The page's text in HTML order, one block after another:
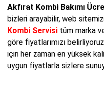
Akfırat Kombi Bakımı
bizleri arayabilir, web
Kombi Servisi tüm marka
göre fiyatlarımızı
için her zaman en yüksek
uygun fiyatlarla sizlere